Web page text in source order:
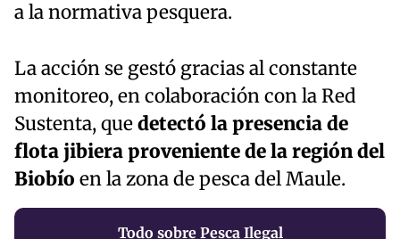
a la normativa pesquera.
La acción se gestó gracias al constante
monitoreo, en colaboración con la Red
Sustenta, quedetectó la presencia de
flota jibiera proveniente de la región del
Biobío en la zona de pesca del Maule.
Todo sobre Pesca Ilegal